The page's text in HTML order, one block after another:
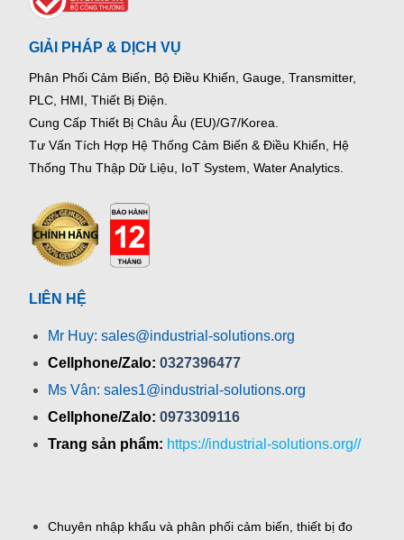
GIẢI PHÁP & DỊCH VỤ
Phân Phối Cảm Biến, Bộ Điều Khiển, Gauge, Transmitter,
PLC, HMI, Thiết Bị Điện.
Cung Cấp Thiết Bị Châu Âu (EU)/G7/Korea.
Tư Vấn Tích Hợp Hệ Thống Cảm Biến & Điều Khiển, Hệ
Thống Thu Thập Dữ Liệu, IoT System, Water Analytics.
LIÊN HỆ
Mr Huy: sales@industrial-solutions.org
Cellphone/Zalo: 0327396477
Ms Vân: sales1@industrial-solutions.org
Cellphone/Zalo: 0973309116
Trang sản phẩm: https://industrial-solutions.org//
Chuyên nhập khẩu và phân phối cảm biến, thiết bị đo